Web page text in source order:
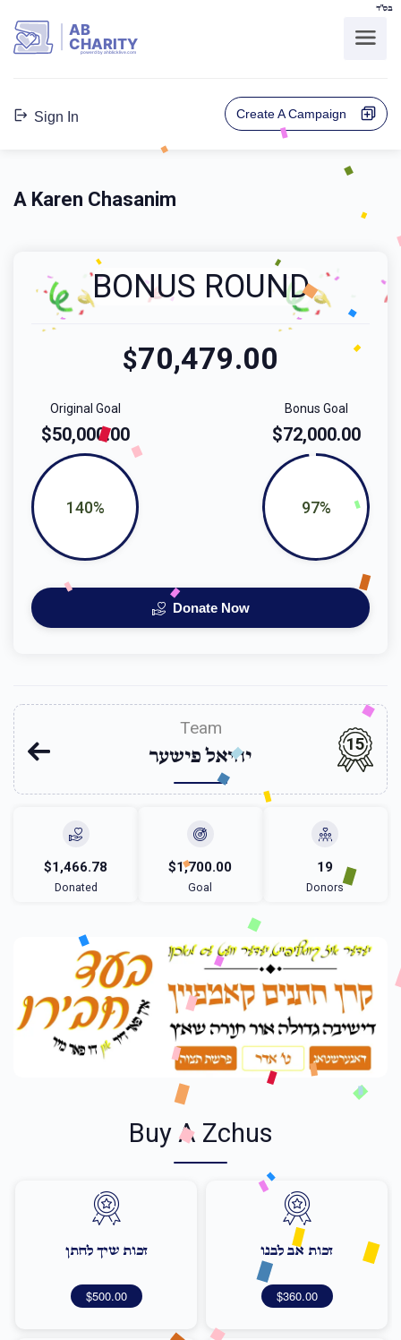
בס"ד
AB
CHARITY
powerd by ahblicklive.com
Sign In Create A Campaign
A Karen Chasanim
BONUS ROUND
$70,479.00
Bonus Goal
$72,000.00
97%
Original Goal
$50,000.00
140%
Donate Now
Team
יחיאל פישער 15
$1,466.78
Donated
$1,700.00
Goal
19
Donors
Buy A Zchus
זכות אב לבנו
$360.00
זכות שיך לחתן
$500.00